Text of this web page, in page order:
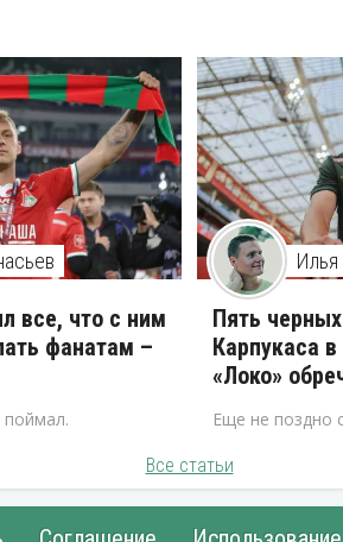
все, что с ним
фанатам –
Илья
Пять
Карпукаса
«Локо»
Еще не поздно
Все статьи